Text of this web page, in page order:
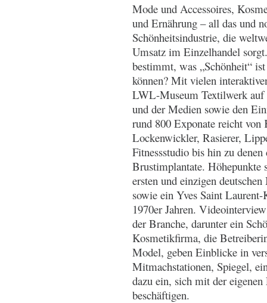
Mode und Accessoires,
und Ernährung – all das und
Schönheitsindustrie, die
Umsatz im Einzelhandel
bestimmt, was „Schönheit“
können? Mit vielen
LWL-Museum Textilwerk auf
und der Medien sowie den
rund 800 Exponate reicht
Lockenwickler, Rasierer,
Fitnessstudio bis hin zu
Brustimplantate. Höhepunkte
ersten und einzigen
sowie ein Yves Saint
1970er Jahren.
der Branche, darunter ein
Kosmetikfirma, die
Model, geben Einblicke in
Mitmachstationen, Spiegel,
dazu ein, sich mit der
beschäftigen.